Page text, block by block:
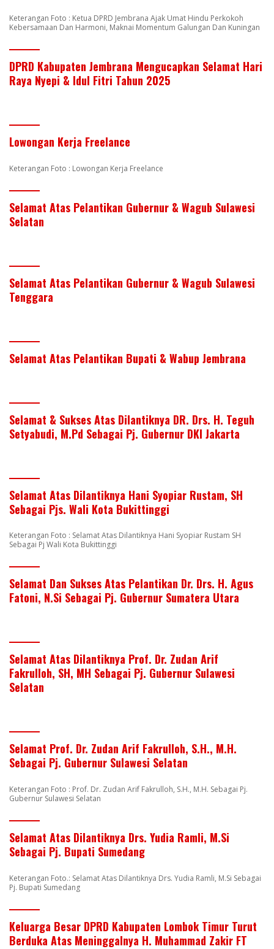
Keterangan Foto : Ketua DPRD Jembrana Ajak Umat Hindu Perkokoh
Kebersamaan Dan Harmoni, Maknai Momentum Galungan Dan Kuningan
DPRD Kabupaten Jembrana Mengucapkan Selamat Hari
Raya Nyepi & Idul Fitri Tahun 2025
Lowongan Kerja Freelance
Keterangan Foto : Lowongan Kerja Freelance
Selamat Atas Pelantikan Gubernur & Wagub Sulawesi
Selatan
Selamat Atas Pelantikan Gubernur & Wagub Sulawesi
Tenggara
Selamat Atas Pelantikan Bupati & Wabup Jembrana
Selamat & Sukses Atas Dilantiknya DR. Drs. H. Teguh
Setyabudi, M.Pd Sebagai Pj. Gubernur DKI Jakarta
Selamat Atas Dilantiknya Hani Syopiar Rustam, SH
Sebagai Pjs. Wali Kota Bukittinggi
Keterangan Foto : Selamat Atas Dilantiknya Hani Syopiar Rustam SH
Sebagai Pj Wali Kota Bukittinggi
Selamat Dan Sukses Atas Pelantikan Dr. Drs. H. Agus
Fatoni, N.Si Sebagai Pj. Gubernur Sumatera Utara
Selamat Atas Dilantiknya Prof. Dr. Zudan Arif
Fakrulloh, SH, MH Sebagai Pj. Gubernur Sulawesi
Selatan
Selamat Prof. Dr. Zudan Arif Fakrulloh, S.H., M.H.
Sebagai Pj. Gubernur Sulawesi Selatan
Keterangan Foto : Prof. Dr. Zudan Arif Fakrulloh, S.H., M.H. Sebagai Pj.
Gubernur Sulawesi Selatan
Selamat Atas Dilantiknya Drs. Yudia Ramli, M.Si
Sebagai Pj. Bupati Sumedang
Keterangan Foto.: Selamat Atas Dilantiknya Drs. Yudia Ramli, M.Si Sebagai
Pj. Bupati Sumedang
Keluarga Besar DPRD Kabupaten Lombok Timur Turut
Berduka Atas Meninggalnya H. Muhammad Zakir FT